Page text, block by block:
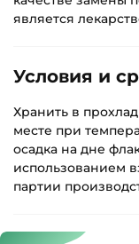
является
Условия и
Хранить в
месте при
осадка на дне
использованием
партии